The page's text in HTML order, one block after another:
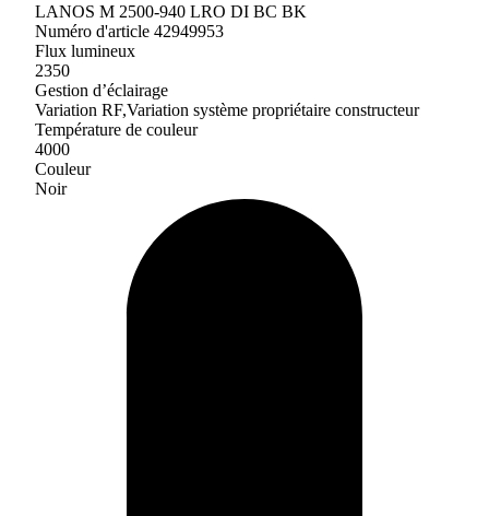
LANOS M 2500-940 LRO DI BC BK
Numéro d'article 42949953
Flux lumineux
2350
Gestion d’éclairage
Variation RF,Variation système propriétaire constructeur
Température de couleur
4000
Couleur
Noir